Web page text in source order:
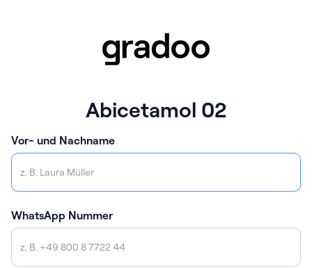
Abicetamol 02
Vor- und Nachname
WhatsApp Nummer